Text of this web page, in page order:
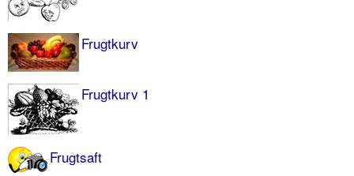
Frugtkurv
Frugtkurv 1
Frugtsaft